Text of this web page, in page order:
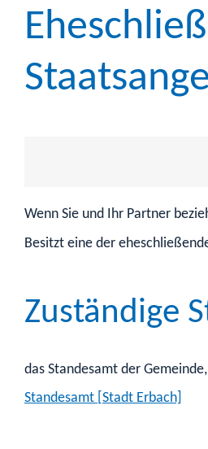
Wenn Sie und Ihr Partner
Besitzt eine der
Zuständige
das Standesamt der
Standesamt [Stadt Erbach]